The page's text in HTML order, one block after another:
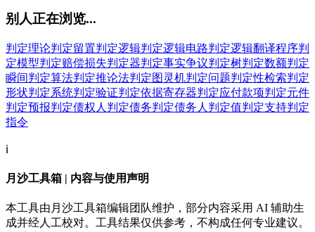
别人正在浏览...
判定理论判定留置判定逻辑判定逻辑电路判定逻辑翻译程序判
定模型判定赔偿损失判定器判定事实争议判定树判定数额判定
瞬间判定算法判定推论法判定图灵机判定问题判定性检索判定
形状判定系统判定验证判定依据寄存器判定应付款项判定元件
判定预报判定债权人 判定债务判定债务人 判定值判定支持判定
指令
ℹ️
月沙工具箱 | 内容与使用声明
本工具由月沙工具箱编辑团队维护，部分内容采用 AI 辅助生
成并经人工校对。工具结果仅供参考，不构成任何专业建议。